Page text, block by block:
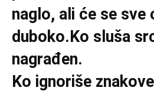
naglo, ali će se sve
duboko.Ko sluša
nagrađen.
Ko ignoriše